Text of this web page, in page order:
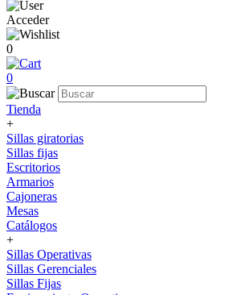
Acceder
0
0
Tienda
+
Sillas giratorias
Sillas fijas
Escritorios
Armarios
Cajoneras
Mesas
Catálogos
+
Sillas Operativas
Sillas Gerenciales
Sillas Fijas